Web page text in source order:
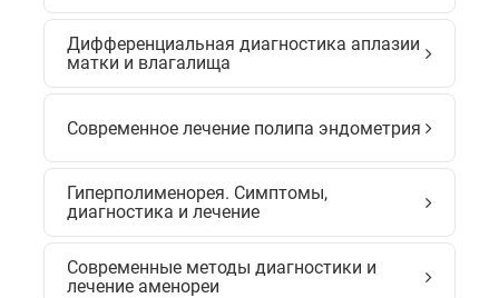
Дифференциальная диагностика аплазии
матки и влагалища
Современное лечение полипа эндометрия
Гиперполименорея. Симптомы,
диагностика и лечение
Современные методы диагностики и
лечение аменореи